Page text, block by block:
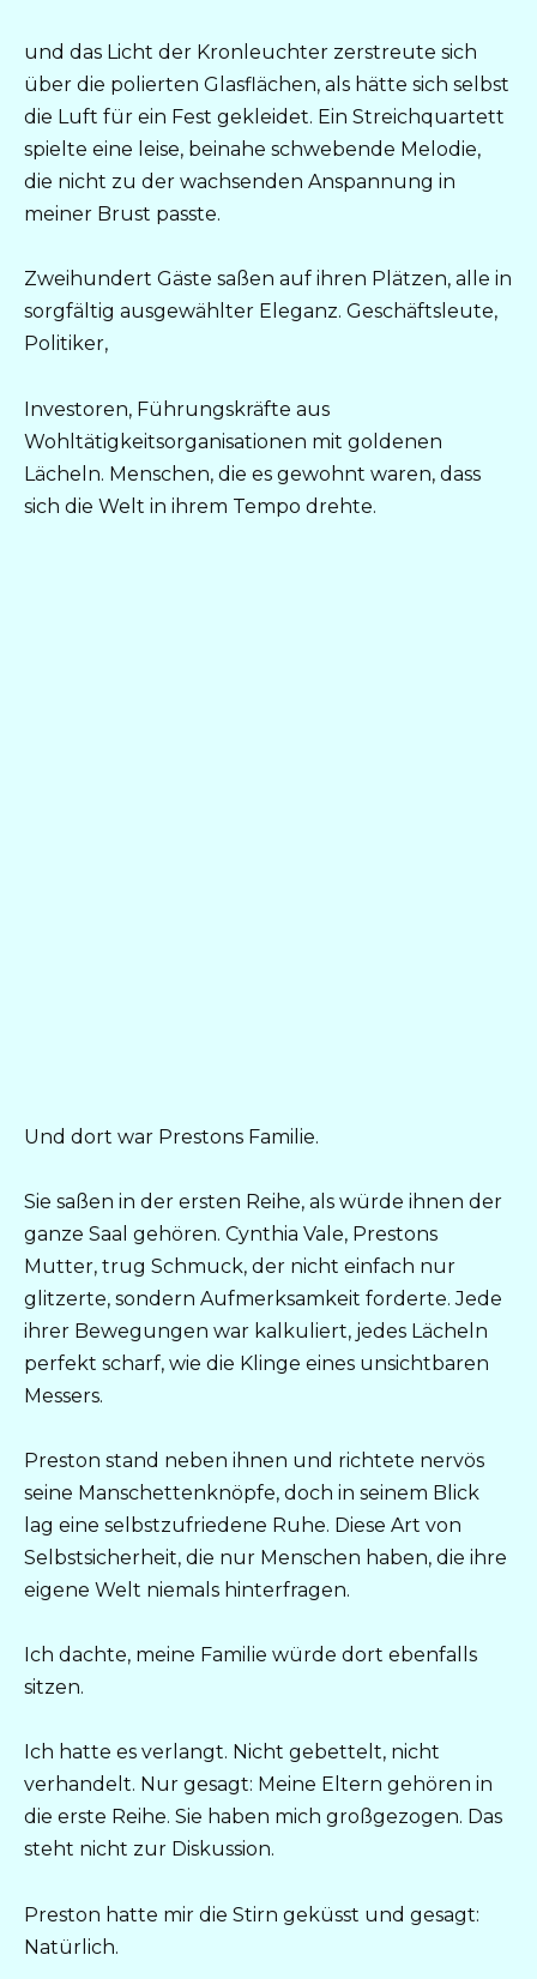
und das Licht der Kronleuchter zerstreute sich
über die polierten Glasflächen, als hätte sich selbst
die Luft für ein Fest gekleidet. Ein Streichquartett
spielte eine leise, beinahe schwebende Melodie,
die nicht zu der wachsenden Anspannung in
meiner Brust passte.
Zweihundert Gäste saßen auf ihren Plätzen, alle in
sorgfältig ausgewählter Eleganz. Geschäftsleute,
Politiker,
Investoren, Führungskräfte aus
Wohltätigkeitsorganisationen mit goldenen
Lächeln. Menschen, die es gewohnt waren, dass
sich die Welt in ihrem Tempo drehte.
Und dort war Prestons Familie.
Sie saßen in der ersten Reihe, als würde ihnen der
ganze Saal gehören. Cynthia Vale, Prestons
Mutter, trug Schmuck, der nicht einfach nur
glitzerte, sondern Aufmerksamkeit forderte. Jede
ihrer Bewegungen war kalkuliert, jedes Lächeln
perfekt scharf, wie die Klinge eines unsichtbaren
Messers.
Preston stand neben ihnen und richtete nervös
seine Manschettenknöpfe, doch in seinem Blick
lag eine selbstzufriedene Ruhe. Diese Art von
Selbstsicherheit, die nur Menschen haben, die ihre
eigene Welt niemals hinterfragen.
Ich dachte, meine Familie würde dort ebenfalls
sitzen.
Ich hatte es verlangt. Nicht gebettelt, nicht
verhandelt. Nur gesagt: Meine Eltern gehören in
die erste Reihe. Sie haben mich großgezogen. Das
steht nicht zur Diskussion.
Preston hatte mir die Stirn geküsst und gesagt:
Natürlich.